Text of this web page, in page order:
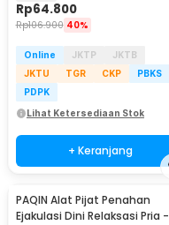
Rp64.800
Rp106.900 40%
Online JKTP
JKTB
JKTU
TGR CKP
PBKS
PDPK
Lihat Ketersediaan Stok
+ Keranjang
PAQIN Alat Pijat Penahan
Ejakulasi Dini Relaksasi Pria -